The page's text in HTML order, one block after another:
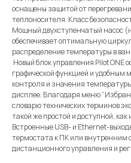
оснащены защитой от
теплоносителя. Класс
Мощный двухступенчатый насос
обеспечивает оптимальную
распределение температуры в
Новый блок управления Pilot ONE
графической функцией и
контроля и значения
дисплее. Благодаря меню
словарю технических терминов
такой же простой и доступной,
Встроенные USB- и Ethernet-
термостата к ПК или внутренним
дистанционного управления и